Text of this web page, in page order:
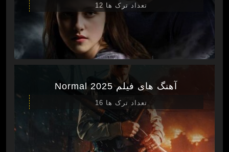
تعداد ترک ها 12
آهنگ های فیلم Normal 2025
تعداد ترک ها 16